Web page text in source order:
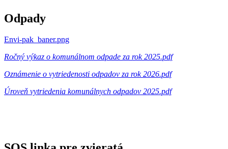
Odpady
Envi-pak_baner.png
Ročný výkaz o komunálnom odpade za rok 2025.pdf
Oznámenie o vytriedenosti odpadov za rok 2026.pdf
Úroveň vytriedenia komunálnych odpadov 2025.pdf